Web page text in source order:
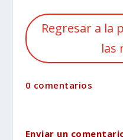
Regresar a la
las
0 comentarios
Enviar un